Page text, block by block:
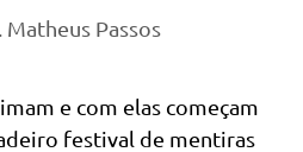
Matheus Passos
e com elas começam
festival de mentiras